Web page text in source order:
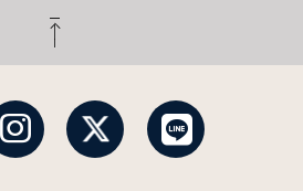
ご宿泊日を検索
航空券付き